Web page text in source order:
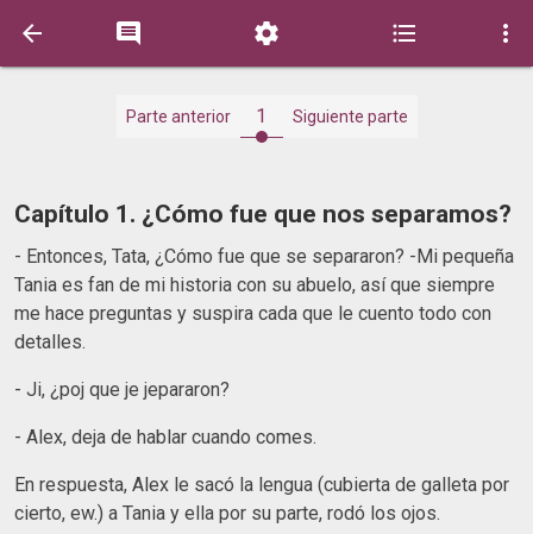
    
Parte anterior 1 Siguiente parte
Capítulo 1. ¿Cómo fue que nos separamos?
- Entonces, Tata, ¿Cómo fue que se separaron? -Mi pequeña
Tania es fan de mi historia con su abuelo, así que siempre
me hace preguntas y suspira cada que le cuento todo con
detalles.
- Ji, ¿poj que je jepararon?
- Alex, deja de hablar cuando comes.
En respuesta, Alex le sacó la lengua (cubierta de galleta por
cierto, ew.) a Tania y ella por su parte, rodó los ojos.